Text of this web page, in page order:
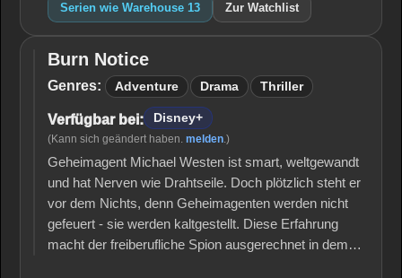
Serien wie Warehouse 13 Zur Watchlist
Burn
Notice
Burn Notice
Genres: Adventure Drama Thriller
Verfügbar bei: Disney+
(Kann sich geändert haben. melden.)
Geheimagent Michael Westen ist smart, weltgewandt
und hat Nerven wie Drahtseile. Doch plötzlich steht er
vor dem Nichts, denn Geheimagenten werden nicht
gefeuert - sie werden kaltgestellt. Diese Erfahrung
macht der freiberufliche Spion ausgerechnet in dem…